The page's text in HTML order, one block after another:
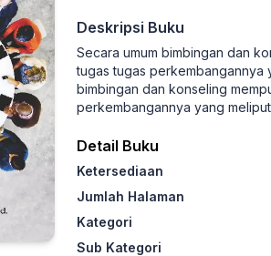
Deskripsi Buku
Secara umum bimbingan dan
tugas tugas perkembangannya
bimbingan dan konseling
perkembangannya yang
Detail Buku
Ketersediaan
Jumlah Halaman
Kategori
Sub Kategori